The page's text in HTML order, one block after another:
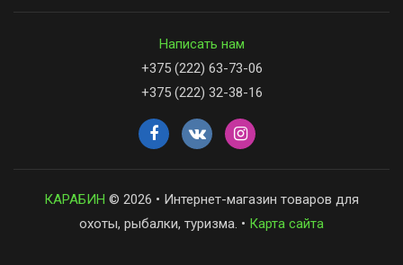
Написать нам
+375 (222) 63-73-06
+375 (222) 32-38-16
КАРАБИН © 2026 • Интернет-магазин товаров для
охоты, рыбалки, туризма. • Карта сайта